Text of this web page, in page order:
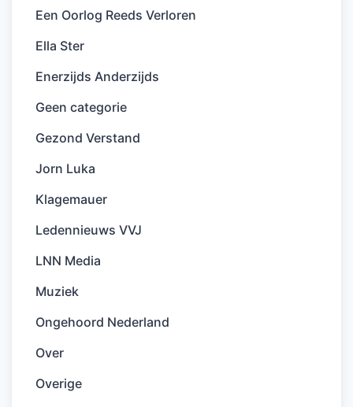
Een Oorlog Reeds Verloren
Ella Ster
Enerzijds Anderzijds
Geen categorie
Gezond Verstand
Jorn Luka
Klagemauer
Ledennieuws VVJ
LNN Media
Muziek
Ongehoord Nederland
Over
Overige